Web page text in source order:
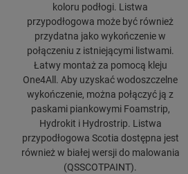
koloru podłogi. Listwa
przypodłogowa może być również
przydatna jako wykończenie w
połączeniu z istniejącymi listwami.
Łatwy montaż za pomocą kleju
One4All. Aby uzyskać wodoszczelne
wykończenie, można połączyć ją z
paskami piankowymi Foamstrip,
Hydrokit i Hydrostrip. Listwa
przypodłogowa Scotia dostępna jest
również w białej wersji do malowania
(QSSCOTPAINT).